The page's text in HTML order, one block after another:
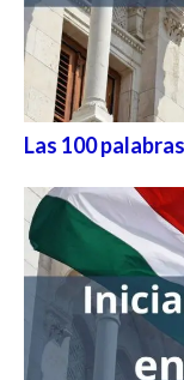
Las 100